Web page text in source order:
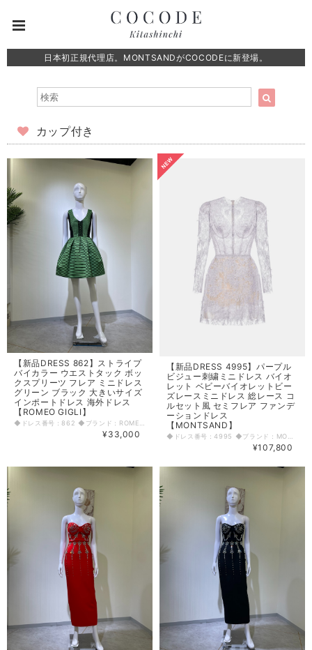
日本初正規代理店。MONTSANDがCOCODEに新登場。
カップ付き
【新品DRESS 862】ストライプ
バイカラー ウエストタック ボッ
クスプリーツ フレア ミニドレス
グリーン ブラック 大きいサイズ
インポートドレス 海外ドレス
【ROMEO GIGLI】
¥33,000
【新品DRESS 4995】パープル
ビジュー刺繍ミニドレス バイオ
レット ベビーバイオレットビー
ズレースミニドレス 総レース コ
ルセット風 セミフレア ファンデ
ーションドレス
【MONTSAND】
¥107,800